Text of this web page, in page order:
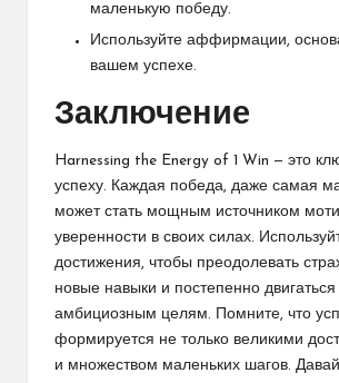
маленькую победу.
Используйте аффирмации,
вашем успехе.
Заключение
Harnessing the Energy of 1 Win — это
успеху. Каждая победа, даже самая
может стать мощным источником
уверенности в своих силах.
достижения, чтобы преодолевать
новые навыки и постепенно
амбициозным целям. Помните, что
формируется не только великими
и множеством маленьких шагов.